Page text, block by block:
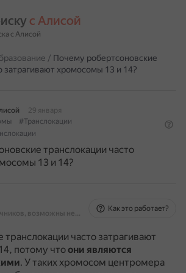
с Алисой
с Алисой
/ Почему робертсоновские
затрагивают хромосомы 13 и 14?
29 января
#Транслокации
транслокации часто
13 и 14?
На основе источников, возможны неточности
Как это работает?
транслокации часто затрагивают
потому чтоони являются
. У таких хромосом центромера